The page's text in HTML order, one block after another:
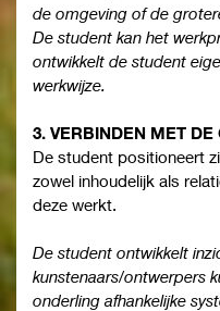
de omgeving of de
De student kan het
ontwikkelt de student
werkwijze.
3. VERBINDEN MET DE
De student positioneert
zowel inhoudelijk als
deze werkt.
De student ontwikkelt
kunstenaars/ontwerpers
onderling afhankelijke